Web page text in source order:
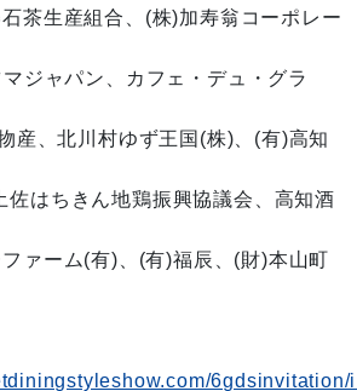
産組合、(株)加寿翁コーポレー
パン、カフェ・デュ・グラ
北川村ゆず王国(株)、(有)高知
きん地鶏振興協議会、高知酒
ム(有)、(有)福辰、(財)本山町
6gdsinvitation/